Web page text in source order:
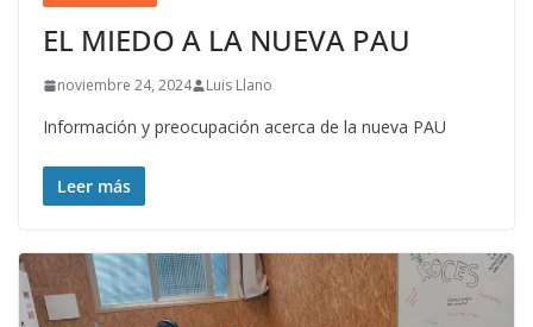
EL MIEDO A LA NUEVA PAU
noviembre 24, 2024 Luis Llano
Información y preocupación acerca de la nueva PAU
Leer más